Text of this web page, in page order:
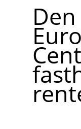
Den